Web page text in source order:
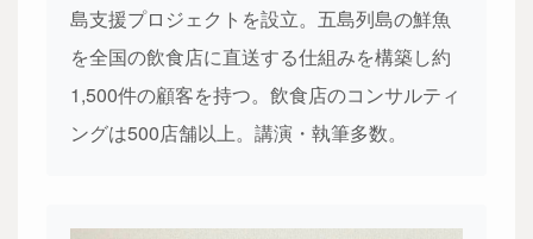
島支援プロジェクトを設立。五島列島の鮮魚
を全国の飲食店に直送する仕組みを構築し約
1,500件の顧客を持つ。飲食店のコンサルティ
ングは500店舗以上。講演・執筆多数。